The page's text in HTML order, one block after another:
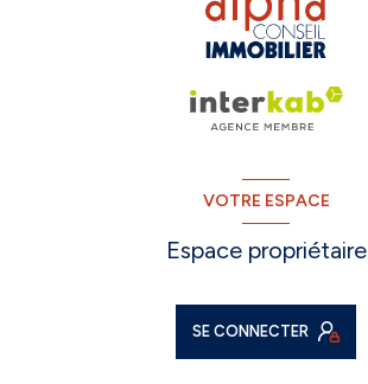
VOTRE ESPACE
Espace propriétaire
SE CONNECTER